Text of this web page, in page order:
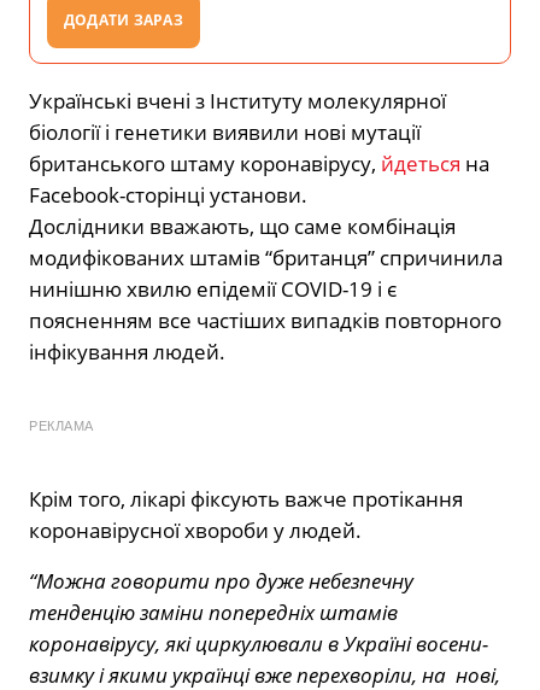
ДОДАТИ ЗАРАЗ
Українські вчені з Інституту молекулярної
біології і генетики виявили нові мутації
британського штаму коронавірусу, йдеться на
Facebook-сторінці установи.
Дослідники вважають, що саме комбінація
модифікованих штамів “британця” спричинила
нинішню хвилю епідемії COVID-19 і є
поясненням все частіших випадків повторного
інфікування людей.
РЕКЛАМА
Крім того, лікарі фіксують важче протікання
коронавірусної хвороби у людей.
“Можна говорити про дуже небезпечну
тенденцію заміни попередніх штамів
коронавірусу, які циркулювали в Україні восени-
взимку і якими українці вже перехворіли, на нові,